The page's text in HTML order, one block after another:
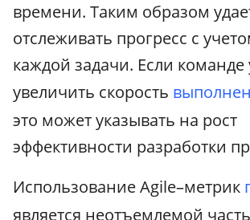
времени. Таким образом
отслеживать прогресс с
каждой задачи. Если команде
увеличить скорость
это может указывать на рост
эффективности разработки
Использование Agile–метрик
является неотъемлемой